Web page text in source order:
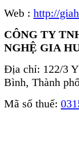
Web : http://
CÔNG TY
NGHỆ GIA
Địa chỉ: 122/3
Bình, Thành
Mã số thuế: